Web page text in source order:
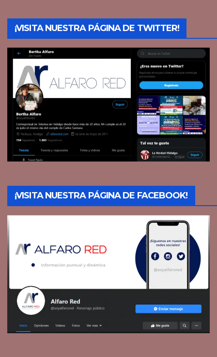
¡VISITA NUESTRA PÁGINA DE TWITTER!
¡VISITA NUESTRA PÁGINA DE FACEBOOK!